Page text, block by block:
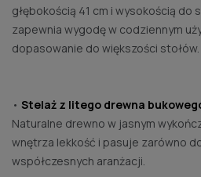
głębokością 41 cm i wysokością do
zapewnia wygodę w codziennym
dopasowanie do większości stołów.
• Stelaż z litego drewna
Naturalne drewno w jasnym
wnętrza lekkość i pasuje zarówno
współczesnych aranżacji.